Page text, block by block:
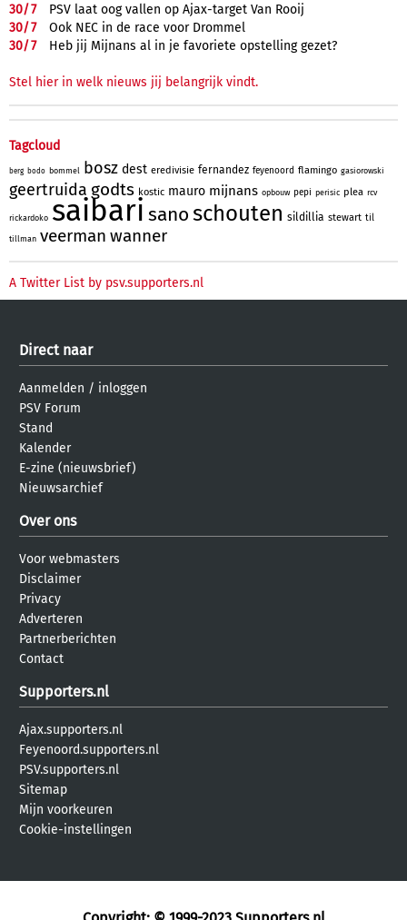
30/7
PSV laat oog vallen op Ajax-target Van Rooij
30/7
Ook NEC in de race voor Drommel
30/7 Heb jij Mijnans al in je favoriete opstelling gezet?
Stel hier in welk nieuws jij belangrijk vindt.
Tagcloud
berg bodo bommel bosz dest eredivisie fernandez feyenoord flamingo gasiorowski
geertruida godts kostic mauro mijnans opbouw pepi perisic plea rcv
rickardoko saibari sanoschouten sildillia stewart til
tillman veerman wanner
A Twitter List by psv.supporters.nl
Direct naar
Aanmelden / inloggen
PSV Forum
Stand
Kalender
E-zine (nieuwsbrief)
Nieuwsarchief
Over ons
Voor webmasters
Disclaimer
Privacy
Adverteren
Partnerberichten
Contact
Supporters.nl
Ajax.supporters.nl
Feyenoord.supporters.nl
PSV.supporters.nl
Sitemap
Mijn voorkeuren
Cookie-instellingen